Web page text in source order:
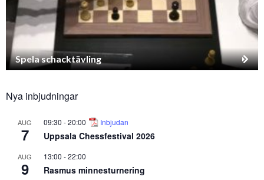
Spela schacktävling
Nya inbjudningar
AUG
7
09:30 -20:00 Inbjudan
Uppsala Chessfestival 2026
AUG
9
13:00 -22:00
Rasmus minnesturnering